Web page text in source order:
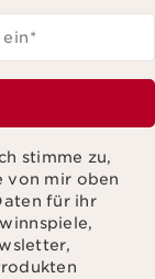
*
stimme zu,
von mir oben
für ihr